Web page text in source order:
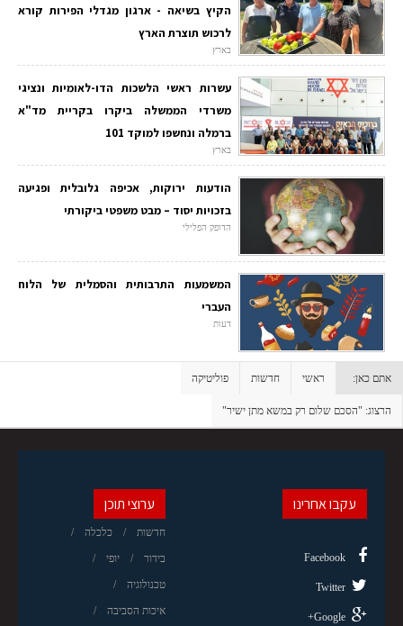
הקיץ בשיאה - ארגון מגדלי הפירות קורא
לרכוש תוצרת הארץ
בארץ
עשרות ראשי הלשכות הדו-לאומיות ונציגי
משרדי הממשלה ביקרו בקריית מד"א
ברמלה ונחשפו למוקד 101
בארץ
הודעות ירוקות, אכיפה גלובלית ופגיעה
בזכויות יסוד – מבט משפטי ביקורתי
הדופק הפלילי
המשמעות התרבותית והסמלית של הלוח
העברי
דעות
אתם כאן: ראשי חדשות פוליטיקה
הרצוג: "הסכם שלום רק במשא מתן ישיר"
ערוצי תוכן
חדשות כלכלה
בידור יופי
טכנולוגיה
איכות הסביבה
עקבו אחרינו
Facebook
Twitter
Google+